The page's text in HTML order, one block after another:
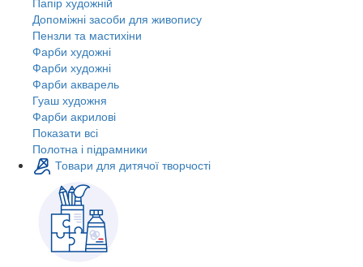
Допоміжні засоби для живопису
Пензли та мастихіни
Фарби художні
Фарби художні
Фарби акварель
Гуаш художня
Фарби акрилові
Показати всі
Полотна і підрамники
Товари для дитячої творчості